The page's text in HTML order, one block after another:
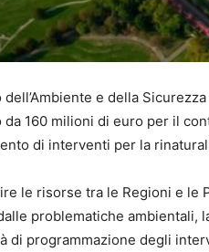
dell’Ambiente e della
da 160 milioni di euro per il
di interventi per la
le risorse tra le Regioni e le
problematiche ambientali,
di programmazione degli